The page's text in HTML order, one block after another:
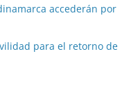
accederán por
para el retorno de